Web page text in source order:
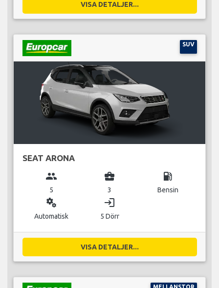
VISA DETALJER...
SUV
SEAT ARONA
group
5
business_center
3
local_gas_station
Bensin
miscellaneous_services
Automatisk
login
5 Dörr
VISA DETALJER...
MELLANSTOR